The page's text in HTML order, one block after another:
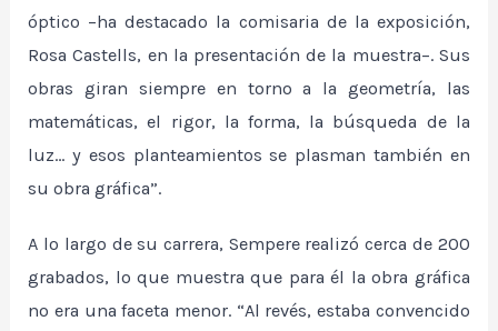
óptico –ha destacado la comisaria de la exposición,
Rosa Castells, en la presentación de la muestra–. Sus
obras giran siempre en torno a la geometría, las
matemáticas, el rigor, la forma, la búsqueda de la
luz… y esos planteamientos se plasman también en
su obra gráfica”.
A lo largo de su carrera, Sempere realizó cerca de 200
grabados, lo que muestra que para él la obra gráfica
no era una faceta menor. “Al revés, estaba convencido